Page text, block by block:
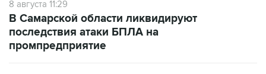
последствия атаки БПЛА на
промпредприятие
8 августа 06:42